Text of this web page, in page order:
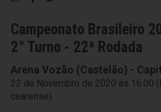
Campeonato Brasileiro
2° Turno - 22ª Rodada
Arena Vozão (Castelão) -
22 de Novembro de 2020 às 16:00
cearense)